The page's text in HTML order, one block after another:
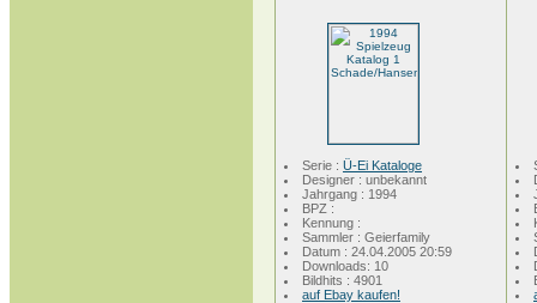
Serie : Ü-Ei Kataloge
Designer : unbekannt
Jahrgang : 1994
BPZ :
Kennung :
Sammler : Geierfamily
Datum : 24.04.2005 20:59
Downloads: 10
Bildhits : 4901
auf Ebay kaufen!